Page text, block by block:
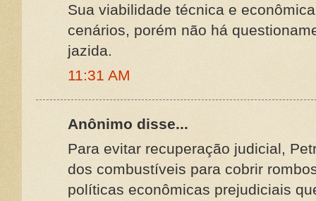
Sua viabilidade técnica e
cenários, porém não há
jazida.
11:31 AM
Anônimo disse...
Para evitar recuperação judicial,
dos combustíveis para cobrir
políticas econômicas prejudiciais